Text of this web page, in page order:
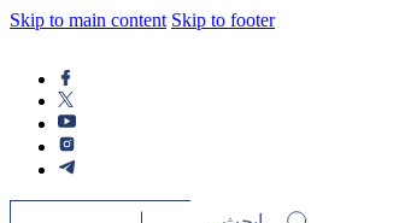
Skip to main content Skip to footer